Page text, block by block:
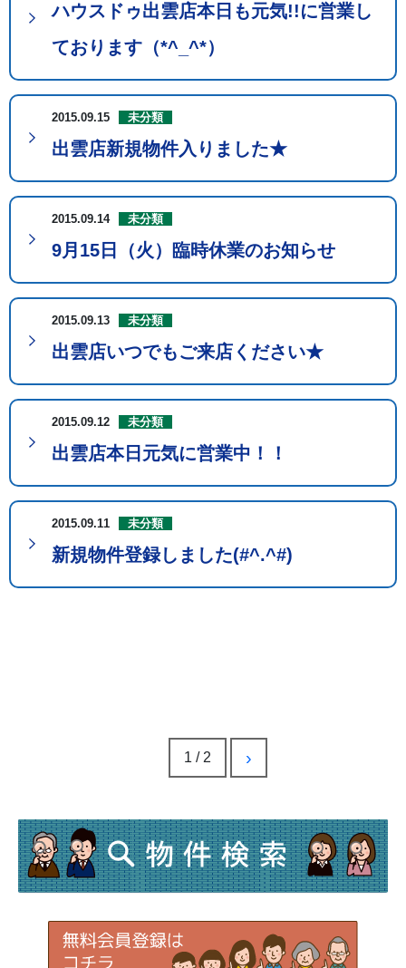
ハウスドゥ出雲店本日も元気!!に営業し
ております（*^_^*）
2015.09.15 未分類
出雲店新規物件入りました★
2015.09.14 未分類
9月15日（火）臨時休業のお知らせ
2015.09.13 未分類
出雲店いつでもご来店ください★
2015.09.12 未分類
出雲店本日元気に営業中！！
2015.09.11 未分類
新規物件登録しました(#^.^#)
1 / 2 ›